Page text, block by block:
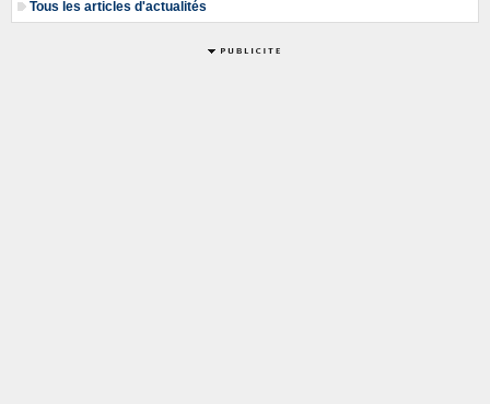
Tous les articles d'actualités